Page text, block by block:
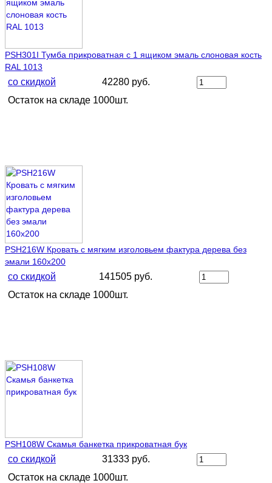
PSH301I Тумба прикроватная с 1 ящиком эмаль слоновая кость
RAL 1013
со скидкой
42280 руб.
Остаток на складе 1000шт.
PSH216W Кровать с мягким изголовьем фактура дерева без
эмали 160х200
со скидкой
141505 руб.
Остаток на складе 1000шт.
PSH108W Скамья банкетка прикроватная бук
со скидкой
31333 руб.
Остаток на складе 1000шт.